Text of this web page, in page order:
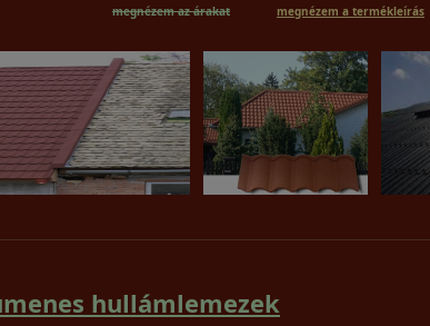
megnézem az árakat megnézem a termékleírás
hullámlemezek